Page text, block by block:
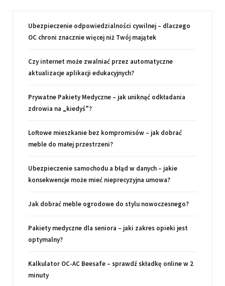
Ubezpieczenie odpowiedzialności cywilnej – dlaczego
OC chroni znacznie więcej niż Twój majątek
Czy internet może zwalniać przez automatyczne
aktualizacje aplikacji edukacyjnych?
Prywatne Pakiety Medyczne – jak uniknąć odkładania
zdrowia na „kiedyś”?
Loftowe mieszkanie bez kompromisów – jak dobrać
meble do małej przestrzeni?
Ubezpieczenie samochodu a błąd w danych – jakie
konsekwencje może mieć nieprecyzyjna umowa?
Jak dobrać meble ogrodowe do stylu nowoczesnego?
Pakiety medyczne dla seniora – jaki zakres opieki jest
optymalny?
Kalkulator OC-AC Beesafe – sprawdź składkę online w 2
minuty